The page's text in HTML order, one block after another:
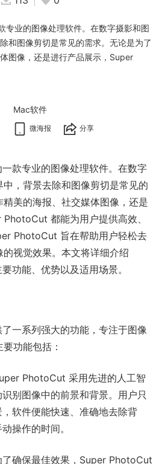
专业的图像处理软件。在数字摄影和图
和图像剪切是常见的需求。无论是为了
图像，还是进行产品展示，Super
Mac软件
微海报 分享
款专业的图像处理软件。在数字
，背景去除和图像剪切是常见的
美的海报、社交媒体图像，还是
都能为用户提供高效、
PhotoCut 旨在帮助用户轻松去
视觉效果。本文将详细介绍
功能、优势以及适用场景。
一系列强大的功能，专注于图像
功能包括：
PhotoCut 采用先进的人工智
别图像中的前景和背景。用户只
软件便能快速、准确地去除背
操作的时间。
了确保最佳效果，Super PhotoCut